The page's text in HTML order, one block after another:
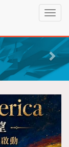
T
g
l
e
i
a
t
N
e
x
t